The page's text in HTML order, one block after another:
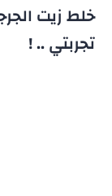
خلط زيت
تجربتي .. !